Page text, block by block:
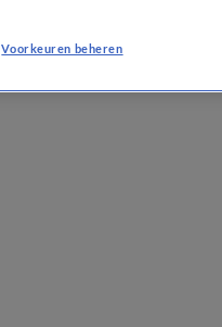
Voorkeuren beheren